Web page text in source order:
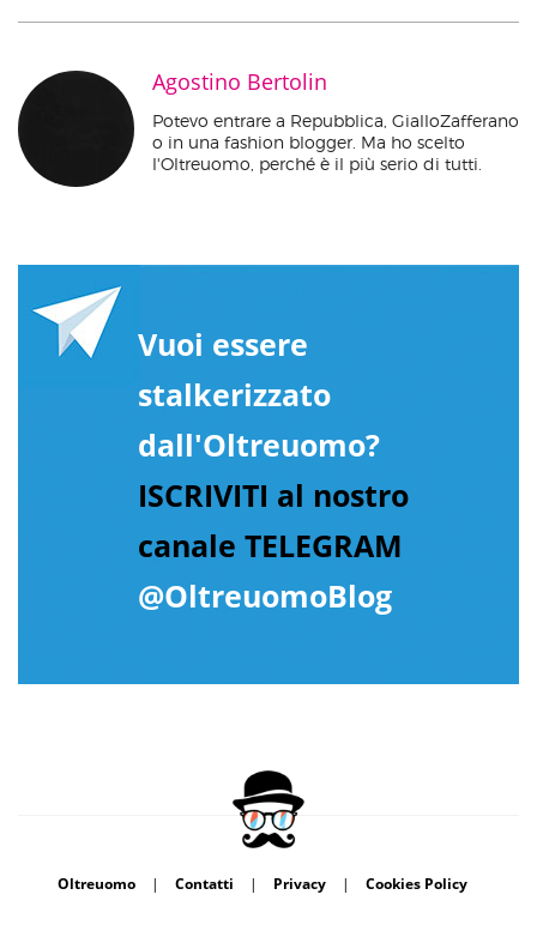
Agostino Bertolin
Potevo entrare a Repubblica, GialloZafferano
o in una fashion blogger. Ma ho scelto
l'Oltreuomo, perché è il più serio di tutti.
Vuoi essere
stalkerizzato
dall'Oltreuomo?
ISCRIVITI al nostro
canale TELEGRAM
@OltreuomoBlog
Oltreuomo | Contatti | Privacy | Cookies Policy